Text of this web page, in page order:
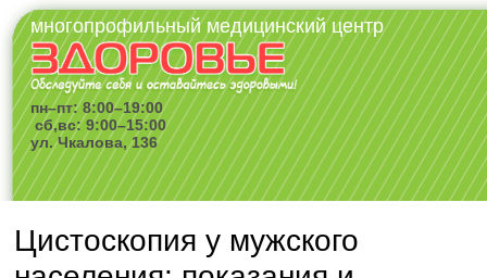
многопрофильный медицинский центр
пн–пт: 8:00–19:00
сб,вс: 9:00–15:00
ул. Чкалова, 136
Цистоскопия у мужского